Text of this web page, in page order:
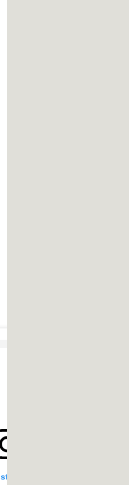
on Instagram